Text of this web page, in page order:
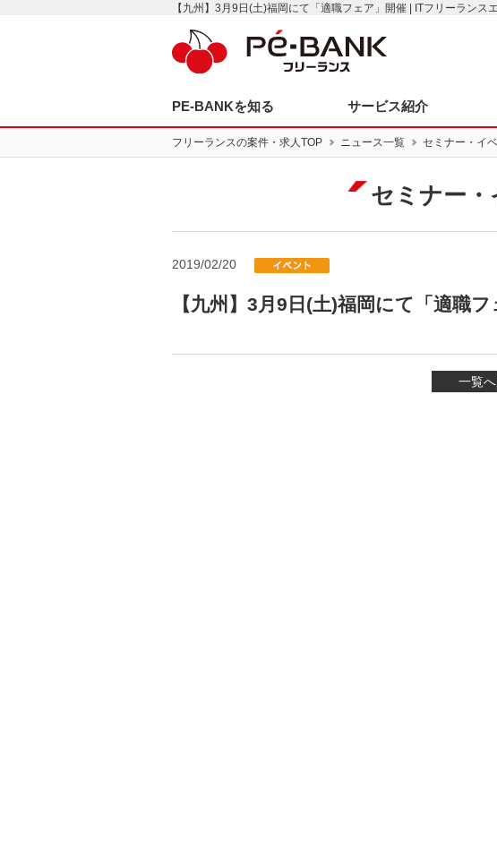
【九州】3月9日(土)福岡にて「適職フェア」開催 | ITフリーランス
PE-BANKを知る サービス紹介
フリーランスの案件・求人TOP ニュース一覧 セミナー・イ
セミナー
2019/02/20
【九州】3月9日(土)福岡にて「適職
一覧